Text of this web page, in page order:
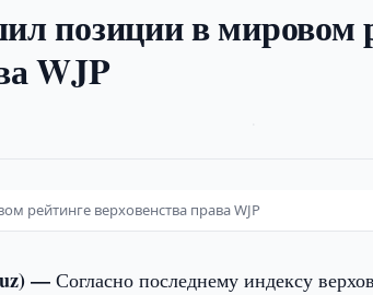
позиции в мировом
WJP
рейтинге верховенства права WJP
—Согласно последнему индексу